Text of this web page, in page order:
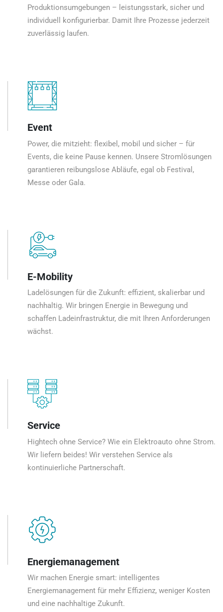
Produktionsumgebungen – leistungsstark, sicher und
individuell konfigurierbar. Damit Ihre Prozesse jederzeit
zuverlässig laufen.
Event
Power, die mitzieht: flexibel, mobil und sicher – für
Events, die keine Pause kennen. Unsere Stromlösungen
garantieren reibungslose Abläufe, egal ob Festival,
Messe oder Gala.
E-Mobility
Ladelösungen für die Zukunft: effizient, skalierbar und
nachhaltig. Wir bringen Energie in Bewegung und
schaffen Ladeinfrastruktur, die mit Ihren Anforderungen
wächst.
Service
Hightech ohne Service? Wie ein Elektroauto ohne Strom.
Wir liefern beides! Wir verstehen Service als
kontinuierliche Partnerschaft.
Energiemanagement
Wir machen Energie smart: intelligentes
Energiemanagement für mehr Effizienz, weniger Kosten
und eine nachhaltige Zukunft.